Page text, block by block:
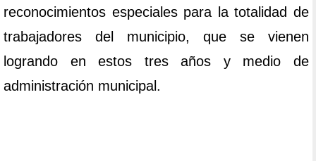
reconocimientos especiales para la totalidad de
trabajadores del municipio, que se vienen
logrando en estos tres años y medio de
administración municipal.